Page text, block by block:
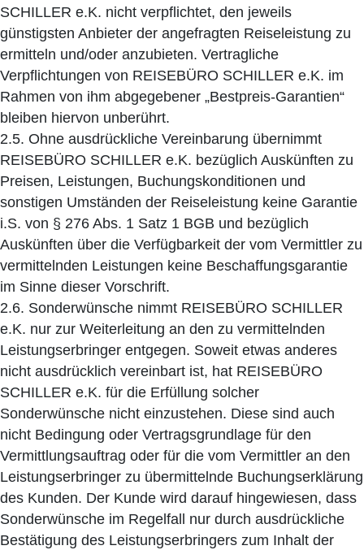
SCHILLER e.K. nicht verpflichtet, den jeweils
günstigsten Anbieter der angefragten Reiseleistung zu
ermitteln und/oder anzubieten. Vertragliche
Verpflichtungen von REISEBÜRO SCHILLER e.K. im
Rahmen von ihm abgegebener „Bestpreis-Garantien“
bleiben hiervon unberührt.
2.5. Ohne ausdrückliche Vereinbarung übernimmt
REISEBÜRO SCHILLER e.K. bezüglich Auskünften zu
Preisen, Leistungen, Buchungskonditionen und
sonstigen Umständen der Reiseleistung keine Garantie
i.S. von § 276 Abs. 1 Satz 1 BGB und bezüglich
Auskünften über die Verfügbarkeit der vom Vermittler zu
vermittelnden Leistungen keine Beschaffungsgarantie
im Sinne dieser Vorschrift.
2.6. Sonderwünsche nimmt REISEBÜRO SCHILLER
e.K. nur zur Weiterleitung an den zu vermittelnden
Leistungserbringer entgegen. Soweit etwas anderes
nicht ausdrücklich vereinbart ist, hat REISEBÜRO
SCHILLER e.K. für die Erfüllung solcher
Sonderwünsche nicht einzustehen. Diese sind auch
nicht Bedingung oder Vertragsgrundlage für den
Vermittlungsauftrag oder für die vom Vermittler an den
Leistungserbringer zu übermittelnde Buchungserklärung
des Kunden. Der Kunde wird darauf hingewiesen, dass
Sonderwünsche im Regelfall nur durch ausdrückliche
Bestätigung des Leistungserbringers zum Inhalt der